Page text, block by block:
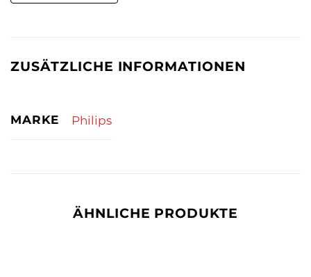
ZUSÄTZLICHE INFORMATIONEN
MARKE Philips
ÄHNLICHE PRODUKTE